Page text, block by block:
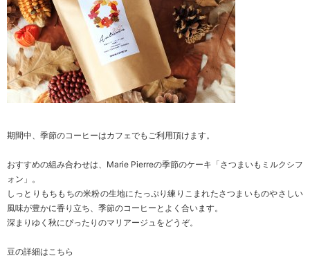
期間中、季節のコーヒーはカフェでもご利用頂けます。
おすすめの組み合わせは、Marie Pierreの季節のケーキ「さつまいもミルクシフ
ォン」。
しっとりもちもちの米粉の生地にたっぷり練りこまれたさつまいものやさしい
風味が豊かに香り立ち、季節のコーヒーとよく合います。
深まりゆく秋にぴったりのマリアージュをどうぞ。
豆の詳細は こちら